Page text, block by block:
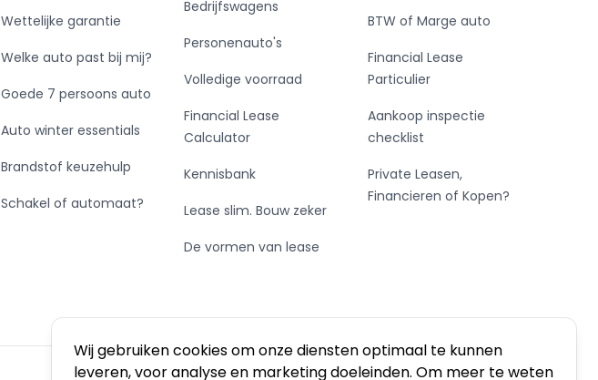
Wij gebruiken cookies om onze diensten optimaal te kunnen
leveren, voor analyse en marketing doeleinden. Om meer te weten
Wettelijke garantie
Welke auto past bij mij?
Goede 7 persoons auto
Auto winter essentials
Brandstof keuzehulp
Schakel of automaat?
Bedrijfswagens
Personenauto's
Volledige voorraad
Financial Lease
Calculator
Kennisbank
Lease slim. Bouw zeker
De vormen van lease
BTW of Marge auto
Financial Lease
Particulier
Aankoop inspectie
checklist
Private Leasen,
Financieren of Kopen?